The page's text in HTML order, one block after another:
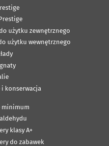
użytku zewnętrznego
użytku wewnętrznego
konserwacja
minimum
klasy A+
do zabawek